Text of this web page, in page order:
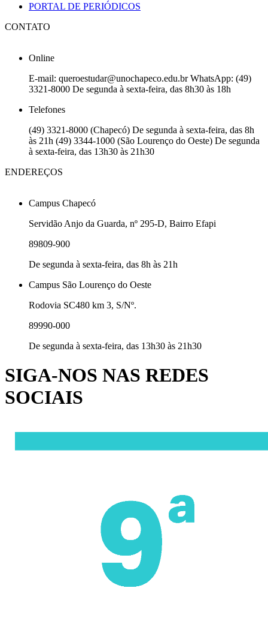
PORTAL DE PERIÓDICOS
CONTATO
Online
E-mail: queroestudar@unochapeco.edu.br WhatsApp: (49)
3321-8000 De segunda à sexta-feira, das 8h30 às 18h
Telefones
(49) 3321-8000 (Chapecó) De segunda à sexta-feira, das 8h
às 21h (49) 3344-1000 (São Lourenço do Oeste) De segunda
à sexta-feira, das 13h30 às 21h30
ENDEREÇOS
Campus Chapecó
Servidão Anjo da Guarda, nº 295-D, Bairro Efapi
89809-900
De segunda à sexta-feira, das 8h às 21h
Campus São Lourenço do Oeste
Rodovia SC480 km 3, S/Nº.
89990-000
De segunda à sexta-feira, das 13h30 às 21h30
SIGA-NOS NAS REDES
SOCIAIS